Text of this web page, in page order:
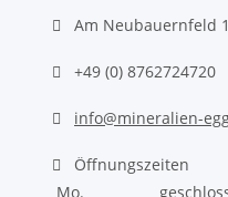
Am Neubauernfeld
+49 (0) 8762724720
info@mineralien-
Öffnungszeiten
Mo.